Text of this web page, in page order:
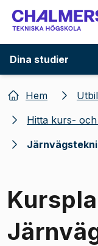
Dina studier
Hem
Hitta kurs-